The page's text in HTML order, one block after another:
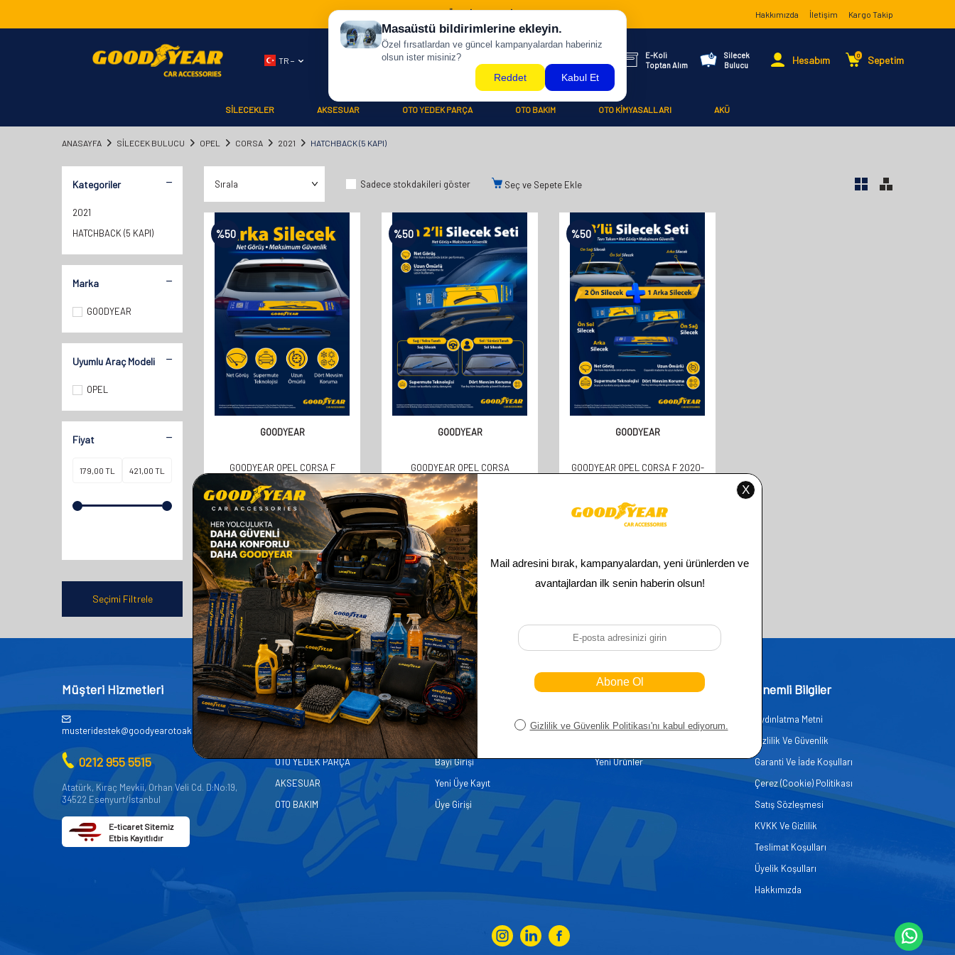
500 TL ÜZERİ KARGO BİZDEN ! Hakkımızda İletişim Kargo Takip
TR −
E-Koli
Toptan Alım
Silecek
Bulucu
Hesabım 0 Sepetim
SİLECEKLER AKSESUAR OTO YEDEK PARÇA OTO BAKIM OTO KİMYASALLARI AKÜ
ANASAYFA SILECEK BULUCU OPEL CORSA 2021 HATCHBACK (5 KAPI)
Kategoriler
2021
HATCHBACK (5 KAPI)
Marka
GOODYEAR
Uyumlu Araç Modeli
OPEL
Fiyat
Seçimi Filtrele
Sadece stokdakileri göster Seç ve Sepete Ekle
%50
GOODYEAR
GOODYEAR OPEL CORSA F
HATCHBACK 2020-2025 ARASI
UYUMLU ARKA SILECEK (350MM)
358,00TL
179,00TL
%50
GOODYEAR
GOODYEAR OPEL CORSA
SUPERMUTE 2'LI MUZ SILECEK
TAKIMI 2015-2022 HATCHBACK (5
KAPI) (650MM+400MM)
610,00TL
305,00TL
%50
GOODYEAR
GOODYEAR OPEL CORSA F 2020-
350 MM)
841,00TL
421,00TL
ürün bulunmaktadır.
Müşteri Hizmetleri
musteridestek@goodyearotoaksesuar.com.tr
0212 955 5515
Atatürk, Kıraç Mevkii, Orhan Veli Cd. D:No:19,
34522 Esenyurt/İstanbul
E-ticaret Sitemiz
Etbis Kayıtlıdır
Kategoriler
AKÜ
OTO KİMYASALLARI
OTO YEDEK PARÇA
AKSESUAR
OTO BAKIM
Üye
Sepetim
Bayi Kayıt
Bayi Girişi
Yeni Üye Kayıt
Üye Girişi
Hızlı Erişim
Yeni Ürünler
Önemli Bilgiler
Aydınlatma Metni
Gizlilik Ve Güvenlik
Garanti Ve İade Koşulları
Çerez (Cookie) Politikası
Satış Sözleşmesi
KVKK Ve Gizlilik
Teslimat Koşulları
Üyelik Koşulları
Hakkımızda